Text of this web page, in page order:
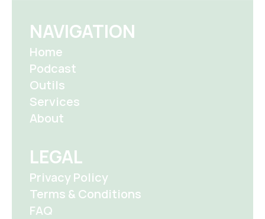
NAVIGATION
Home
Podcast
Outils
Services
About
LEGAL
Privacy Policy
Terms & Conditions
FAQ